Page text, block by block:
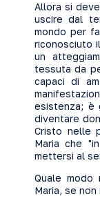
Allora si
uscire dal
mondo per
riconosciuto
un
tessuta da
capaci di
esistenza; è
diventare
Cristo nelle
Maria che
mettersi al
Quale modo
Maria, se